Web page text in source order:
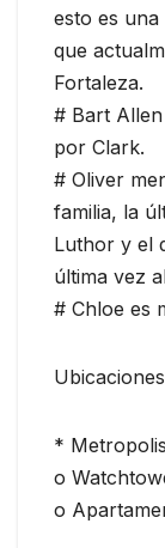
esto es
que
Fortaleza.
# Bart
por Clark.
# Oliver
familia, la
Luthor y el
última vez
# Chloe es
* Metropolis
o
o